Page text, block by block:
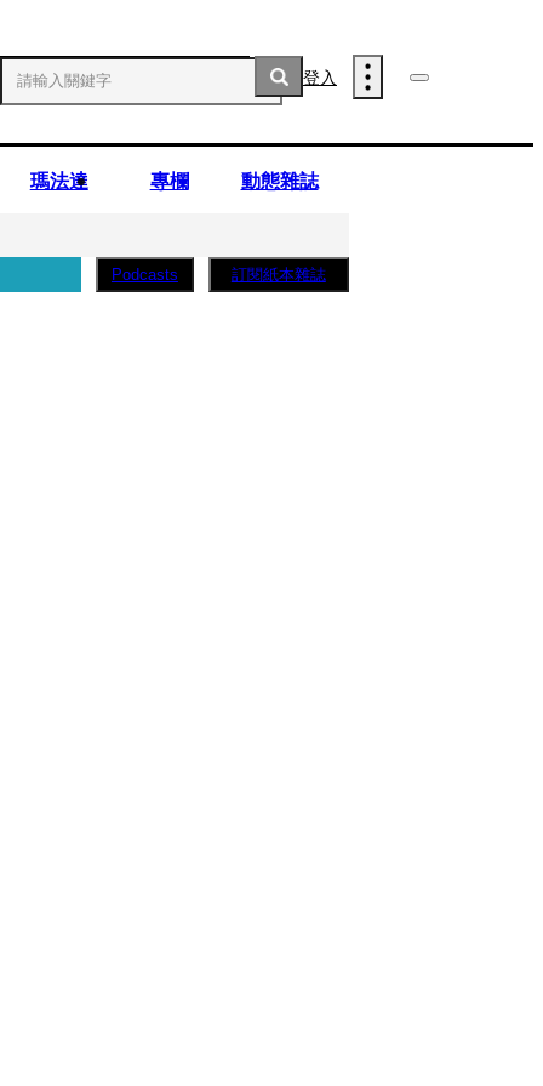
登入
瑪法達 專欄 動態雜誌
Podcasts 訂閱紙本雜誌